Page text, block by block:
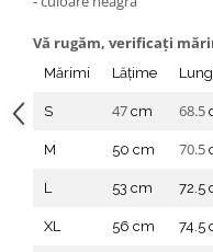
Vă rugăm, verificaţi
Mărimi Lățime
S 47 cm 68.5
M 50 cm 70.5
L 53 cm 72.5
XL 56 cm 74.5